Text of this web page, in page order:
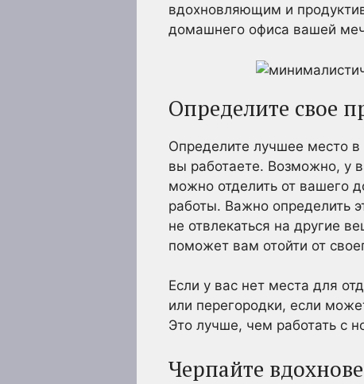
вдохновляющим и
домашнего офиса вашей
Определите свое
Определите лучшее место
вы работаете. Возможно, у
можно отделить от вашего
работы. Важно определить
не отвлекаться на другие
поможет вам отойти от
Если у вас нет места для
или перегородки, если
Это лучше, чем работать с
Черпайте